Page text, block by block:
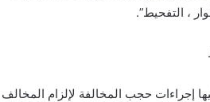
، التفحيط”.
إجراءات حجب المخالفة لإلزام المخالف